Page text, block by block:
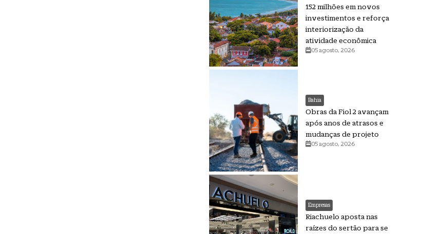
152 milhões em novos
investimentos e reforça
interiorização da
atividade econômica
05 agosto, 2026
Bahia
Obras da Fiol 2 avançam
após anos de atrasos e
mudanças de projeto
05 agosto, 2026
Empresas
Riachuelo aposta nas
raízes do sertão para se